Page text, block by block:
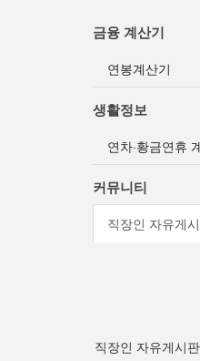
금융 계산기
연봉계산기
생활정보
연차·황금연휴
커뮤니티
직장인 자유게
직장인 자유게시